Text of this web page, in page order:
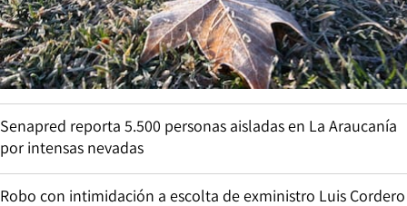
Senapred reporta 5.500 personas aisladas en La Araucanía
por intensas nevadas
Robo con intimidación a escolta de exministro Luis Cordero